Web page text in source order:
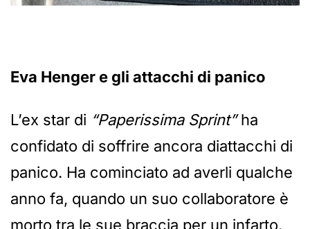
Eva Henger e gli attacchi di panico
L’ex star di “Paperissima Sprint”ha
confidato di soffrire ancora diattacchi di
panico. Ha cominciato ad averli qualche
anno fa, quando un suo collaboratore è
morto tra le sue braccia per un infarto.